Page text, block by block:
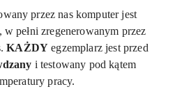
przez nas komputer jest
pełni zregenerowanym przez
KAŻDY egzemplarz jest przed
i testowany pod kątem
pracy.